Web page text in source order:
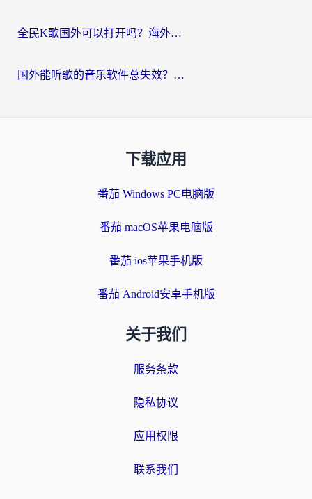
全民K歌国外可以打开吗？海外党听歌听书无限制的实用指南
国外能听歌的音乐软件总失效？这篇教你怎么在海外流畅听网易云
下载应用
番茄 Windows PC电脑版
番茄 macOS苹果电脑版
番茄 ios苹果手机版
番茄 Android安卓手机版
关于我们
服务条款
隐私协议
应用权限
联系我们